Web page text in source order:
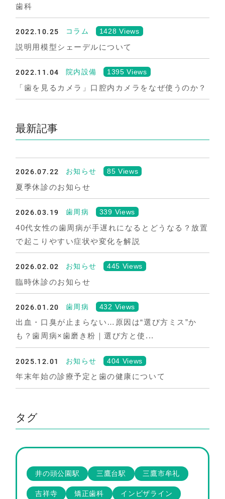
歯科
2022.10.25 コラム 1428 Views
説明用模型シェーデルについて
2022.11.04 院内設備 1395 Views
「歯を見るカメラ」口腔内カメラをなぜ使うのか？
最新記事
2026.07.22 お知らせ 85 Views
夏季休診のお知らせ
2026.03.19 歯周病 339 Views
40代女性の歯周病が手遅れになるとどうなる？放置
で起こりやすい症状や変化を解説
2026.02.02 お知らせ 445 Views
臨時休診のお知らせ
2026.01.20 歯周病 432 Views
出血・口臭が止まらない…原因は“選び方ミス”か
も？歯周病×歯磨き粉｜選び方と使...
2025.12.01 お知らせ 404 Views
年末年始の診療予定と歯の健康について
タグ
井の頭公園駅 三鷹台駅 三鷹市牟礼
吉祥寺 矯正歯科 インビザライン